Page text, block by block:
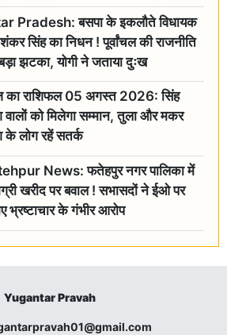
Pradesh: बसपा के इकलौते विधायक
सिंह का निधन ! पूर्वांचल की राजनीति
झटका, योगी ने जताया दुःख
राशिफल 05 अगस्त 2026: सिंह
वालों को मिलेगा सम्मान, तुला और मकर
के लोग रहें सतर्क
News: फतेहपुर नगर पालिका में
खरीद पर बवाल ! सभासदों ने ईओ पर
भ्रष्टाचार के गंभीर आरोप
Yugantar Pravah